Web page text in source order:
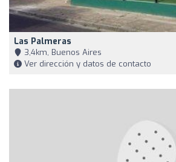
Las Palmeras
3,4km, Buenos Aires
Ver dirección y datos de contacto